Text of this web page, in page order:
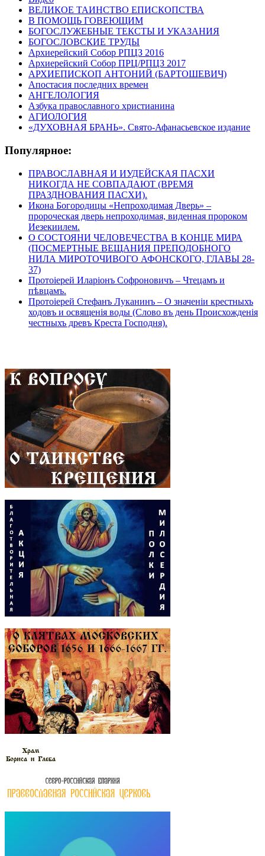
ВЕЛИКОЕ ТАИНСТВО ЕПИСКОПСТВА
В ПОМОЩЬ ГОВЕЮЩИМ
БОГОСЛУЖЕБНЫЕ ТЕКСТЫ И УКАЗАНИЯ
БОГОСЛОВСКИЕ ТРУДЫ
Архиерейский Собор РПЦЗ 2016
Архиерейский Собор ПРЦ/РПЦЗ 2017
АРХИЕПИСКОП АНТОНИЙ (БАРТОШЕВИЧ)
Апостасия последних времен
АНГЕЛОЛОГИЯ
Азбука православного христианина
АГИОЛОГИЯ
«ДУХОВНАЯ БРАНЬ». Свято-Афанасьевское издание
Популярное:
ПРАВОСЛАВНАЯ И ИУДЕЙСКАЯ ПАСХИ
НИКОГДА НЕ СОВПАДАЮТ (ВРЕМЯ
ПРАЗДНОВАНИЯ ПАСХИ).
Икона Богородицы «Непроходимая Дверь» –
пророческая дверь непроходимая, виденная пророком
Иезекиилем.
О СОСТОЯНИ ЧЕЛОВЕЧЕСТВА В КОНЦЕ МИРА
(ПОСМЕРТНЫЕ ВЕЩАНИЯ ПРЕПОДОБНОГО
НИЛА МИРОТОЧИВОГО АФОНСКОГО, ГЛАВЫ 28-
37)
Протоіерей Иларіонъ Софроновичъ – Чтецамъ и
пѣвцамъ.
Протоіерей Стефанъ Луканинъ – О значеніи крестныхъ
ходовъ и освященія воды (Слово въ день Происхожденія
честныхъ древъ Креста Господня).